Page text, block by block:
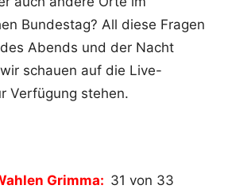
Bundestag? All diese Fragen
Abends und der Nacht
schauen auf die Live-
Verfügung stehen.
Grimma: 31 von 33